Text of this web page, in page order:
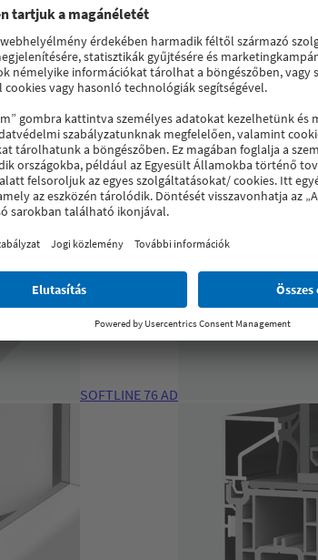
SOFTLINE 82 AD
SOFTLINE 76 AD